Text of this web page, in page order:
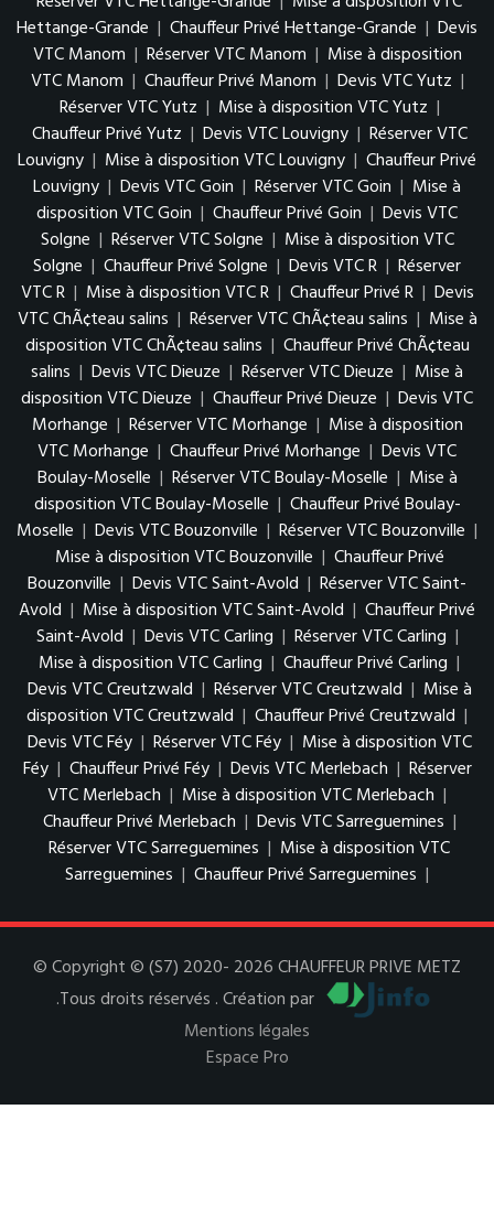
Hettange-Grande | Chauffeur Privé Hettange-Grande | Devis
VTC Manom | Réserver VTC Manom | Mise à disposition
VTC Manom | Chauffeur Privé Manom | Devis VTC Yutz |
Réserver VTC Yutz | Mise à disposition VTC Yutz |
Chauffeur Privé Yutz | Devis VTC Louvigny | Réserver VTC
Louvigny | Mise à disposition VTC Louvigny | Chauffeur Privé
Louvigny | Devis VTC Goin | Réserver VTC Goin | Mise à
disposition VTC Goin | Chauffeur Privé Goin | Devis VTC
Solgne | Réserver VTC Solgne | Mise à disposition VTC
Solgne | Chauffeur Privé Solgne | Devis VTC R | Réserver
VTC R | Mise à disposition VTC R | Chauffeur Privé R | Devis
VTC ChÃ¢teau salins | Réserver VTC ChÃ¢teau salins | Mise à
disposition VTC ChÃ¢teau salins | Chauffeur Privé ChÃ¢teau
salins | Devis VTC Dieuze | Réserver VTC Dieuze | Mise à
disposition VTC Dieuze | Chauffeur Privé Dieuze | Devis VTC
Morhange | Réserver VTC Morhange | Mise à disposition
VTC Morhange | Chauffeur Privé Morhange | Devis VTC
Boulay-Moselle | Réserver VTC Boulay-Moselle | Mise à
disposition VTC Boulay-Moselle | Chauffeur Privé Boulay-
Moselle | Devis VTC Bouzonville | Réserver VTC Bouzonville |
Mise à disposition VTC Bouzonville | Chauffeur Privé
Bouzonville | Devis VTC Saint-Avold | Réserver VTC Saint-
Avold | Mise à disposition VTC Saint-Avold | Chauffeur Privé
Saint-Avold | Devis VTC Carling | Réserver VTC Carling |
Mise à disposition VTC Carling | Chauffeur Privé Carling |
Devis VTC Creutzwald | Réserver VTC Creutzwald | Mise à
disposition VTC Creutzwald | Chauffeur Privé Creutzwald |
Devis VTC Féy | Réserver VTC Féy | Mise à disposition VTC
Féy | Chauffeur Privé Féy | Devis VTC Merlebach | Réserver
VTC Merlebach | Mise à disposition VTC Merlebach |
Chauffeur Privé Merlebach | Devis VTC Sarreguemines |
Réserver VTC Sarreguemines | Mise à disposition VTC
Sarreguemines | Chauffeur Privé Sarreguemines |
© Copyright © (S7) 2020- 2026 CHAUFFEUR PRIVE METZ
.Tous droits réservés . Création par
Mentions légales
Espace Pro